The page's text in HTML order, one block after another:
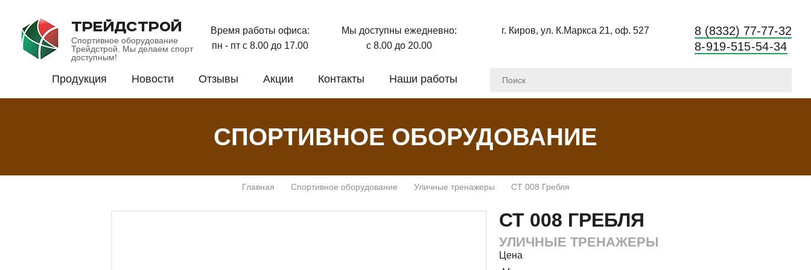
ТРЕЙДСТРОЙ
Спортивное оборудование
Трейдстрой. Мы делаем спорт
доступным!
8 (8332) 77-77-32
8-919-515-54-34
г. Киров, ул. К.Маркса 21, оф. 527
Время работы офиса:
пн - пт с 8.00 до 17.00
Мы доступны ежедневно:
с 8.00 до 20.00
Продукция Новости Отзывы Акции Контакты Наши работы
СПОРТИВНОЕ ОБОРУДОВАНИЕ
Главная Спортивное оборудование Уличные тренажеры СТ 008 Гребля
СТ 008 ГРЕБЛЯ
УЛИЧНЫЕ ТРЕНАЖЕРЫ
Цена